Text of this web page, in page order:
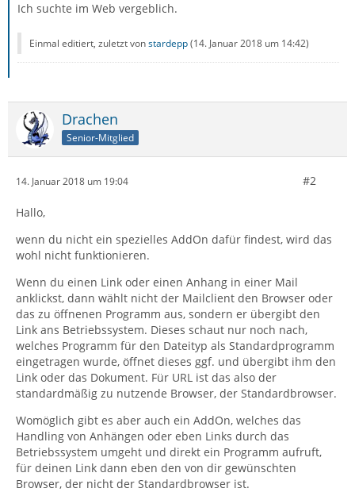
Ich suchte im Web vergeblich.
Einmal editiert, zuletzt vonstardepp(14. Januar 2018 um 14:42)
Drachen
Senior-Mitglied
14. Januar 2018 um 19:04 #2
Hallo,
wenn du nicht ein spezielles AddOn dafür findest, wird das
wohl nicht funktionieren.
Wenn du einen Link oder einen Anhang in einer Mail
anklickst, dann wählt nicht der Mailclient den Browser oder
das zu öffnenen Programm aus, sondern er übergibt den
Link ans Betriebssystem. Dieses schaut nur noch nach,
welches Programm für den Dateityp als Standardprogramm
eingetragen wurde, öffnet dieses ggf. und übergibt ihm den
Link oder das Dokument. Für URL ist das also der
standardmäßig zu nutzende Browser, der Standardbrowser.
Womöglich gibt es aber auch ein AddOn, welches das
Handling von Anhängen oder eben Links durch das
Betriebssystem umgeht und direkt ein Programm aufruft,
für deinen Link dann eben den von dir gewünschten
Browser, der nicht der Standardbrowser ist.